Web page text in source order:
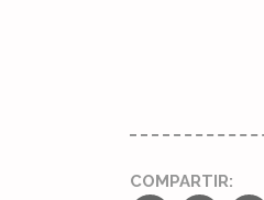
COMPARTIR: